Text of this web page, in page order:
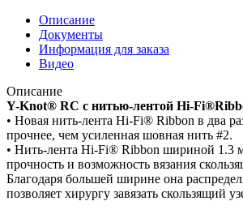
Описание
Документы
Информация для заказа
Видео
Описание
Y-Knot® RC с нитью-лентой Hi-
• Новая нить-лента Hi-Fi® Ribbon в два
прочнее, чем усиленная шовная нить #2.
• Нить-лента Hi-Fi® Ribbon шириной 1.3
прочность и возможность вязания
Благодаря большей ширине она
позволяет хирургу завязать скользящий